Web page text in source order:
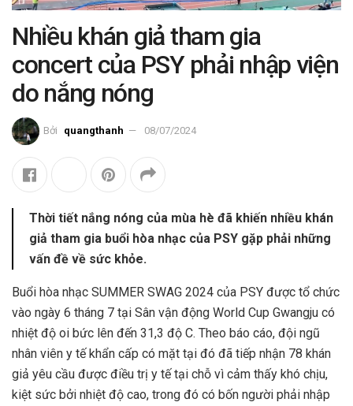
Nhiều khán giả tham gia
concert của PSY phải nhập viện
do nắng nóng
Bởi quangthanh 08/07/2024
Thời tiết nắng nóng của mùa hè đã khiến nhiều khán
giả tham gia buổi hòa nhạc của PSY gặp phải những
vấn đề về sức khỏe.
Buổi hòa nhạc SUMMER SWAG 2024 của PSY được tổ chức
vào ngày 6 tháng 7 tại Sân vận động World Cup Gwangju có
nhiệt độ oi bức lên đến 31,3 độ C. Theo báo cáo, đội ngũ
nhân viên y tế khẩn cấp có mặt tại đó đã tiếp nhận 78 khán
giả yêu cầu được điều trị y tế tại chỗ vì cảm thấy khó chịu,
kiệt sức bởi nhiệt độ cao, trong đó có bốn người phải nhập